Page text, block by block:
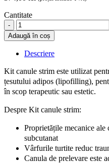
Cantitate
Kit
canule,
transferul
țesutului
adipos
a
feței
a
corpului,
Strim
quantity
Adaugă în coș
Descriere
Kit canule strim este utilizat
țesutului adipos (lipofilling),
în scop terapeutic sau estetic.
Despre Kit canule strim:
Proprietățile mecanice ale
subcutanat
Vârfurile turtite reduc
Canula de prelevare este